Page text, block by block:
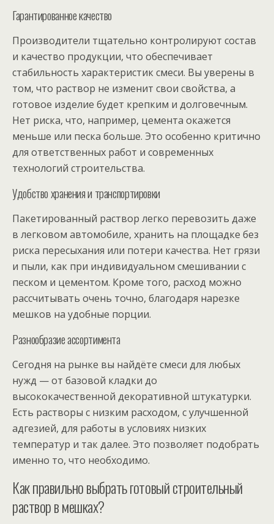
Гарантированное качество
Производители тщательно контролируют состав
и качество продукции, что обеспечивает
стабильность характеристик смеси. Вы уверены в
том, что раствор не изменит свои свойства, а
готовое изделие будет крепким и долговечным.
Нет риска, что, например, цемента окажется
меньше или песка больше. Это особенно критично
для ответственных работ и современных
технологий строительства.
Удобство хранения и транспортировки
Пакетированный раствор легко перевозить даже
в легковом автомобиле, хранить на площадке без
риска пересыхания или потери качества. Нет грязи
и пыли, как при индивидуальном смешивании с
песком и цементом. Кроме того, расход можно
рассчитывать очень точно, благодаря нарезке
мешков на удобные порции.
Разнообразие ассортимента
Сегодня на рынке вы найдёте смеси для любых
нужд — от базовой кладки до
высококачественной декоративной штукатурки.
Есть растворы с низким расходом, с улучшенной
адгезией, для работы в условиях низких
температур и так далее. Это позволяет подобрать
именно то, что необходимо.
Как правильно выбрать готовый строительный
раствор в мешках?